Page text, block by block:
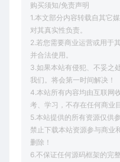
购买须知/免责声明
1.本文部分内容转载自其它
对其真实性负责。
2.若您需要商业运营或用于
并合法使用。
3.如果本站有侵犯、不妥之
我们。将会第一时间解决！
4.本站所有内容均由互联网
考、学习，不存在任何商业
5.本站提供的所有资源仅供
禁止下载本站资源参与商业
删除！
6.不保证任何源码框架的完整